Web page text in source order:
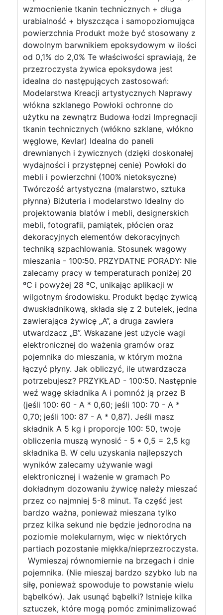
wzmocnienie tkanin technicznych + długa
urabialność + błyszcząca i samopoziomująca
powierzchnia Produkt może być stosowany z
dowolnym barwnikiem epoksydowym w ilości
od 0,1% do 2,0% Te właściwości sprawiają, że
przezroczysta żywica epoksydowa jest
idealna do następujących zastosowań:
Modelarstwa Kreacji artystycznych Naprawy
włókna szklanego Powłoki ochronne do
użytku na zewnątrz Budowa łodzi Impregnacji
tkanin technicznych (włókno szklane, włókno
węglowe, Kevlar) Idealna do paneli
drewnianych i żywicznych (dzięki doskonałej
wydajności i przystępnej cenie) Powłoki do
mebli i powierzchni (100% nietoksyczne)
Twórczość artystyczna (malarstwo, sztuka
płynna) Biżuteria i modelarstwo Idealny do
projektowania blatów i mebli, designerskich
mebli, fotografii, pamiątek, płócien oraz
dekoracyjnych elementów dekoracyjnych
techniką szpachlowania. Stosunek wagowy
mieszania - 100:50. PRZYDATNE PORADY: Nie
zalecamy pracy w temperaturach poniżej 20
ºC i powyżej 28 ºC, unikając aplikacji w
wilgotnym środowisku. Produkt będąc żywicą
dwuskładnikową, składa się z 2 butelek, jedna
zawierająca żywicę „A”, a druga zawiera
utwardzacz „B”. Wskazane jest użycie wagi
elektronicznej do ważenia gramów oraz
pojemnika do mieszania, w którym można
łączyć płyny. Jak obliczyć, ile utwardzacza
potrzebujesz? PRZYKŁAD - 100:50. Następnie
weź wagę składnika A i pomnóż ją przez B
(jeśli 100: 60 - A * 0,60; jeśli 100: 70 - A *
0,70; jeśli 100: 87 - A * 0,87). Jeśli masz
składnik A 5 kg i proporcje 100: 50, twoje
obliczenia muszą wynosić - 5 * 0,5 = 2,5 kg
składnika B. W celu uzyskania najlepszych
wyników zalecamy używanie wagi
elektronicznej i ważenie w gramach Po
dokładnym dozowaniu żywicę należy mieszać
przez co najmniej 5-8 minut. Ta część jest
bardzo ważna, ponieważ mieszana tylko
przez kilka sekund nie będzie jednorodna na
poziomie molekularnym, więc w niektórych
partiach pozostanie miękka/nieprzezroczysta.
Wymieszaj równomiernie na brzegach i dnie
pojemnika. (Nie mieszaj bardzo szybko lub na
siłę, ponieważ spowoduje to powstanie wielu
bąbelków). Jak usunąć bąbelki? Istnieje kilka
sztuczek, które mogą pomóc zminimalizować